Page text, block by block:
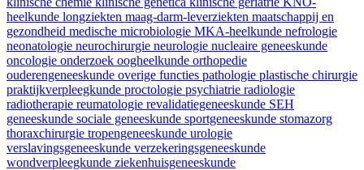
heelkunde longziekten maag-darm-leverziekten maatschappij en
gezondheid medische microbiologie MKA-heelkunde nefrologie
neonatologie neurochirurgie neurologie nucleaire geneeskunde
oncologie onderzoek oogheelkunde orthopedie
ouderengeneeskunde overige functies pathologie plastische chirurgie
praktijkverpleegkunde proctologie psychiatrie radiologie
radiotherapie reumatologie revalidatiegeneeskunde SEH
geneeskunde sociale geneeskunde sportgeneeskunde stomazorg
thoraxchirurgie tropengeneeskunde urologie
verslavingsgeneeskunde verzekeringsgeneeskunde
wondverpleegkunde ziekenhuisgeneeskunde